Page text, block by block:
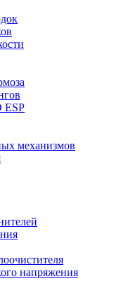
ESP
механизмов
напряжения